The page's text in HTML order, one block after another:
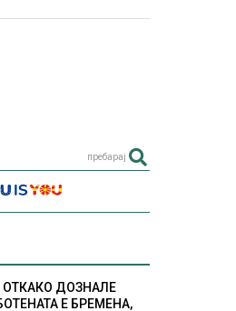
пребарај
ДОЗНАЛЕ
Е БРЕМЕНА,